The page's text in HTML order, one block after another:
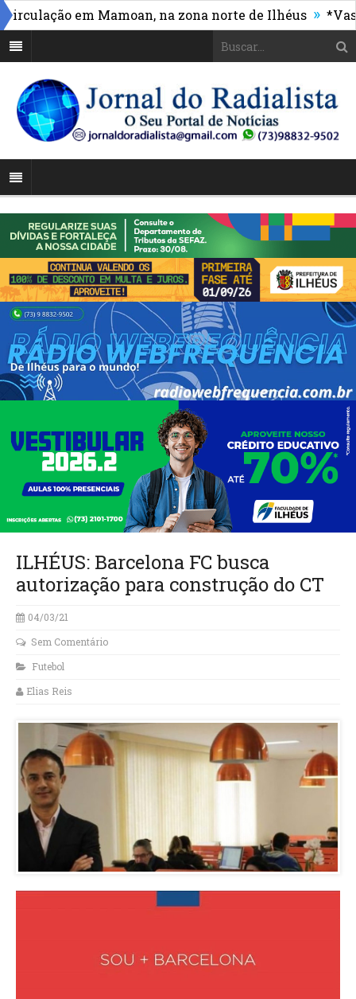
em Mamoan, na zona norte de Ilhéus » *Vasco
ILHÉUS: Barcelona FC busca
autorização para construção do CT
04/03/21
Sem Comentário
Futebol
Elias Reis